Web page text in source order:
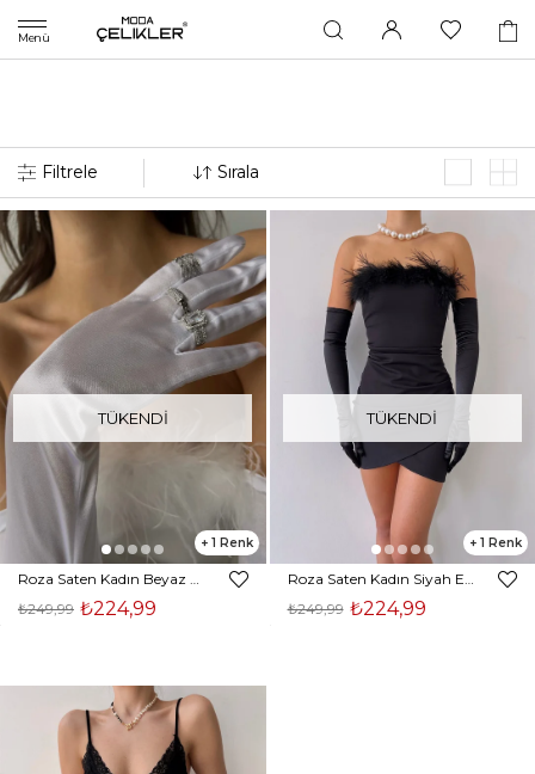
Menü
TÜKENDI
1
₺224,99
₺249,99
TÜKENDI
1
₺224,99
₺249,99